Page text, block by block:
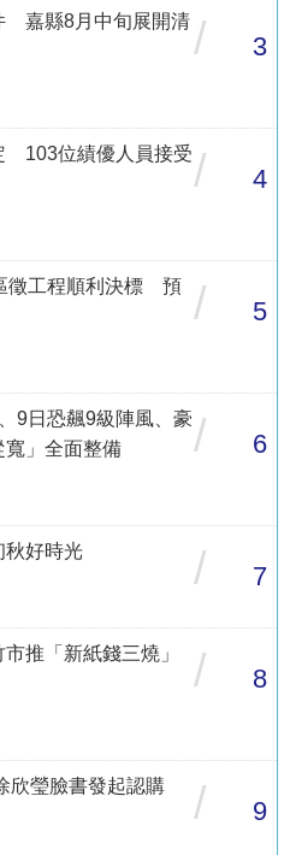
嘉縣8月中旬展開清 / 3
103位績優人員接受/ 4
徵工程順利決標 預
/ 5
9日恐飆9級陣風、豪
」全面整備
/ 6
秋好時光
/ 7
推「新紙錢三燒」
/ 8
瑩臉書發起認購
/ 9